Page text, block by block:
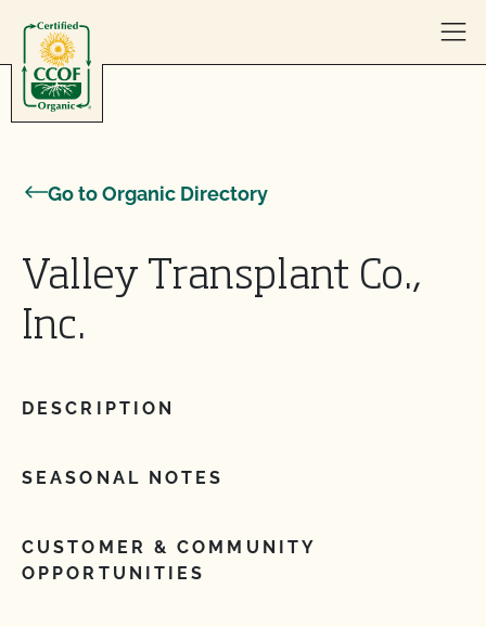
Go to Organic Directory
Valley Transplant Co.,
Inc.
DESCRIPTION
SEASONAL NOTES
CUSTOMER & COMMUNITY
OPPORTUNITIES